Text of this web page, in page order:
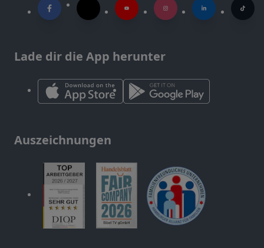
Lade dir die App herunter
Auszeichnungen